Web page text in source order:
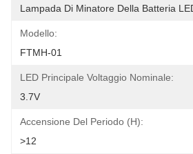
Lampada Di Minatore Della Batteria
Modello:
FTMH-01
LED Principale Voltaggio Nominale:
3.7V
Accensione Del Periodo (h):
>12